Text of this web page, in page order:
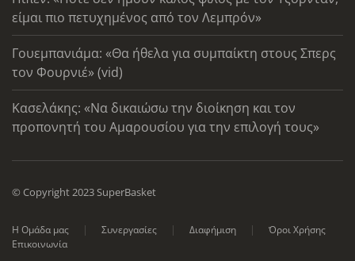
είμαι πιο πετυχημένος από τον Λεμπρόν»
Γουεμπανιάμα: «Θα ήθελα για συμπαίκτη στους Σπερς
τον Φουρνιέ» (vid)
Κασελάκης: «Να δικαιώσω την διοίκηση και τον
προπονητή του Αμαρουσίου για την επιλογή τους»
© Copyright 2023 SuperBasket
Η Ομάδα μας Συνεργασίες Διαφήμιση
Όροι Χρήσης
Επικοινωνία